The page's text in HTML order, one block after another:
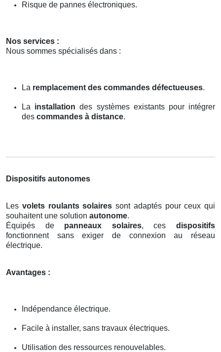
Risque de pannes électroniques.
Nos services :
Nous sommes spécialisés dans :
La remplacement des commandes défectueuses.
La installation des systèmes existants pour intégrer
des commandes à distance.
Dispositifs autonomes
Les volets roulants solaires sont adaptés pour ceux qui
souhaitent une solution autonome.
Équipés de panneaux solaires, cesdispositifs
fonctionnent sans exiger de connexion au réseau
électrique.
Avantages :
Indépendance électrique.
Facile à installer, sans travaux électriques.
Utilisation des ressources renouvelables.